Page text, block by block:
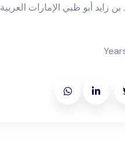
زايد أبو ظبي الإمارات العربية